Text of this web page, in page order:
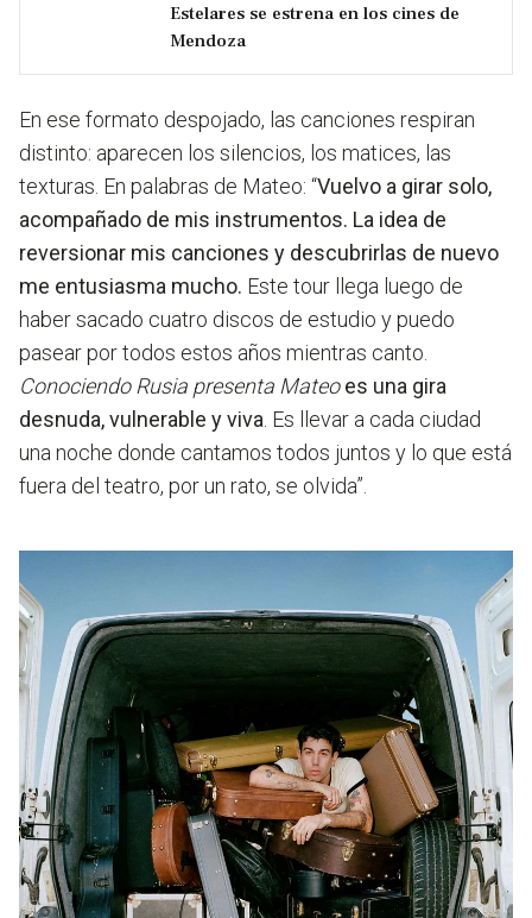
Estelares se estrena en los cines de
Mendoza
En ese formato despojado, las canciones respiran
distinto: aparecen los silencios, los matices, las
texturas. En palabras de Mateo: “Vuelvo a girar solo,
acompañado de mis instrumentos. La idea de
reversionar mis canciones y descubrirlas de nuevo
me entusiasma mucho. Este tour llega luego de
haber sacado cuatro discos de estudio y puedo
pasear por todos estos años mientras canto.
Conociendo Rusia presenta Mateoes una gira
desnuda, vulnerable y viva . Es llevar a cada ciudad
una noche donde cantamos todos juntos y lo que está
fuera del teatro, por un rato, se olvida”.